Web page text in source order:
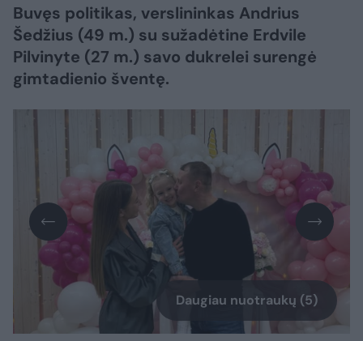
Buvęs politikas, verslininkas Andrius
Šedžius (49 m.) su sužadėtine Erdvile
Pilvinyte (27 m.) savo dukrelei surengė
gimtadienio šventę.
Daugiau nuotraukų (5)